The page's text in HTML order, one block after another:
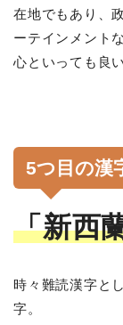
在地でもあり、
ーテインメント
心といっても良
5つ目の漢
「新西
時々難読漢字と
字。